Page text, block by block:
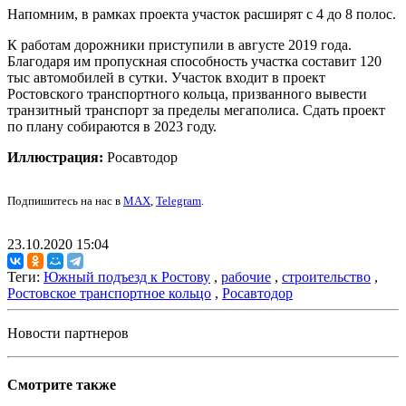
Напомним, в рамках проекта участок расширят с 4 до 8 полос.
К работам дорожники приступили в августе 2019 года.
Благодаря им пропускная способность участка составит 120
тыс автомобилей в сутки. Участок входит в проект
Ростовского транспортного кольца, призванного вывести
транзитный транспорт за пределы мегаполиса. Сдать проект
по плану собираются в 2023 году.
Иллюстрация: Росавтодор
Подпишитесь на нас в MAX, Telegram.
23.10.2020 15:04
Теги: Южный подъезд к Ростову , рабочие , строительство ,
Ростовское транспортное кольцо , Росавтодор
Новости партнеров
Смотрите также